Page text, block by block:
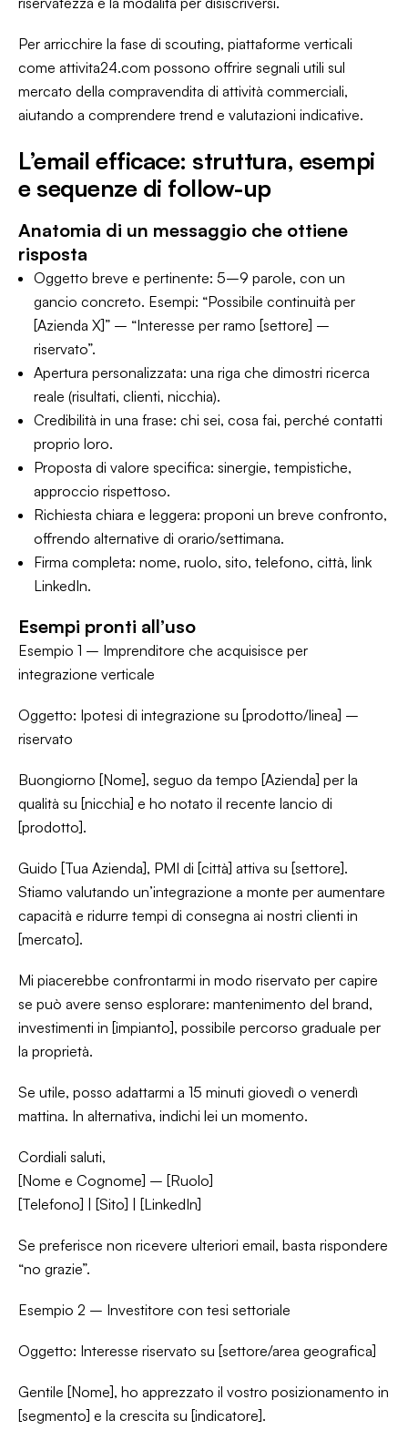
Per arricchire la fase di scouting, piattaforme verticali
come attivita24.com possono offrire segnali utili sul
mercato della compravendita di attività commerciali,
aiutando a comprendere trend e valutazioni indicative.
L’email efficace: struttura, esempi
e sequenze di follow-up
Anatomia di un messaggio che ottiene
risposta
Oggetto breve e pertinente: 5–9 parole, con un
gancio concreto. Esempi: “Possibile continuità per
[Azienda X]” – “Interesse per ramo [settore] –
riservato”.
Apertura personalizzata: una riga che dimostri ricerca
reale (risultati, clienti, nicchia).
Credibilità in una frase: chi sei, cosa fai, perché contatti
proprio loro.
Proposta di valore specifica: sinergie, tempistiche,
approccio rispettoso.
Richiesta chiara e leggera: proponi un breve confronto,
offrendo alternative di orario/settimana.
Firma completa: nome, ruolo, sito, telefono, città, link
LinkedIn.
Esempi pronti all’uso
Esempio 1 – Imprenditore che acquisisce per
integrazione verticale
Oggetto: Ipotesi di integrazione su [prodotto/linea] –
riservato
Buongiorno [Nome], seguo da tempo [Azienda] per la
qualità su [nicchia] e ho notato il recente lancio di
[prodotto].
Guido [Tua Azienda], PMI di [città] attiva su [settore].
Stiamo valutando un’integrazione a monte per aumentare
capacità e ridurre tempi di consegna ai nostri clienti in
[mercato].
Mi piacerebbe confrontarmi in modo riservato per capire
se può avere senso esplorare: mantenimento del brand,
investimenti in [impianto], possibile percorso graduale per
la proprietà.
Se utile, posso adattarmi a 15 minuti giovedì o venerdì
mattina. In alternativa, indichi lei un momento.
Cordiali saluti,
[Nome e Cognome] – [Ruolo]
[Telefono] | [Sito] | [LinkedIn]
Se preferisce non ricevere ulteriori email, basta rispondere
“no grazie”.
Esempio 2 – Investitore con tesi settoriale
Oggetto: Interesse riservato su [settore/area geografica]
Gentile [Nome], ho apprezzato il vostro posizionamento in
[segmento] e la crescita su [indicatore].